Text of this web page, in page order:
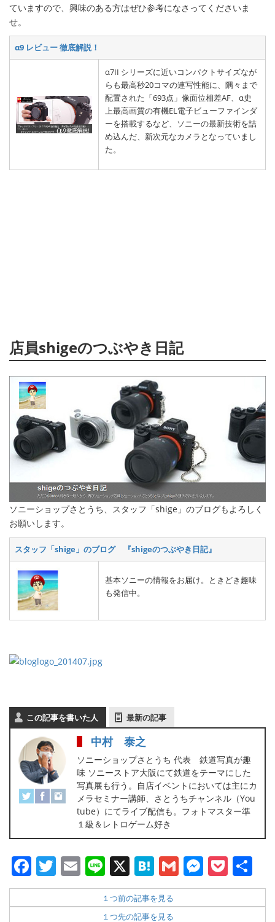
ていますので、興味のある方はぜひ参考になさってくださいま
せ。
α9 レビュー 徹底解説！
α7II シリーズに近いコンパクトサイズなが
らも最高秒20コマの連写性能に、隅々まで
配置された「693点」像面位相差AF、α史
上最高画質の有機EL電子ビューファインダ
ーを搭載するなど、ソニーの最新技術を詰
め込んだ、新次元なカメラとなっていまし
た。
店員shigeのつぶやき日記
ソニーショップさとうち、スタッフ「shige」のブログもよろしく
お願いします。
スタッフ「shige」のブログ 『shigeのつぶやき日記』
基本ソニーの情報をお届け。ときどき趣味
も発信中。
この記事を書いた人 最新の記事
中村 泰之
ソニーショップさとうち 代表 鉄道写真が趣
味 ソニーストア大阪にて鉄道をテーマにした
写真展も行う。自店イベントにおいては主にカ
メラセミナー講師、さとうちチャンネル（You
tube）にてライブ配信も。フォトマスター準
１級＆レトロゲーム好き
Facebook
Twitter
Email
Line
X Hatena
Gmail
有
１つ前の記事を見る
１つ先の記事を見る